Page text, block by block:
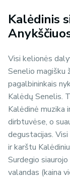
Kalėdinis
Visi kelionės
Senelio magišku
pagalbininkais
Kalėdų Senelis.
Kalėdinė muzika
dirbtuvėse, o
degustacijas. Visi
ir karštu
Surdegio
valandas (kaina